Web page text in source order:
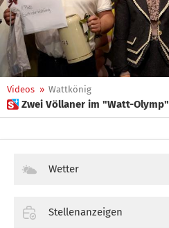
Videos » Wattkönig
 Zwei Völlaner im "Watt-Olymp"
Wetter
Stellenanzeigen